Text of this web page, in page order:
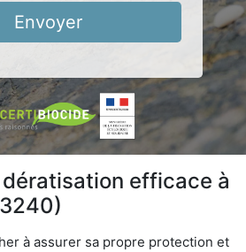
Envoyer
efficace à
à assurer sa propre protection et